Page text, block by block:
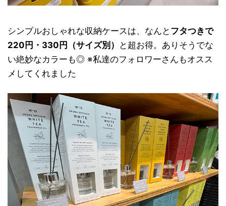
シンプルおしゃれな収納ケースは、なんと フタつきで
220円・330円（サイズ別）
と超お得。ありそうでな
い絶妙なカラーも◎ ※私達のフォロワーさんもオスス
メしてくれました